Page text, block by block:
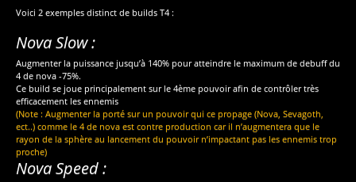
Voici 2 exemples distinct de builds T4 :
Nova Slow :
Augmenter la puissance jusqu’à 140% pour atteindre le maximum de debuff du
4 de nova -75%.
Ce build se joue principalement sur le 4ème pouvoir afin de contrôler très
efficacement les ennemis
(Note : Augmenter la porté sur un pouvoir qui ce propage (Nova, Sevagoth,
ect..) comme le 4 de nova est contre production car il n’augmentera que le
rayon de la sphère au lancement du pouvoir n’impactant pas les ennemis trop
proche)
Nova Speed :